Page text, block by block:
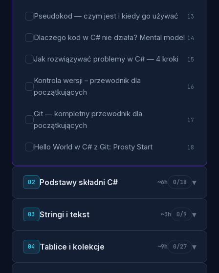
Pseudokod — czym jest i kiedy go używać 13
Dlaczego kod w C# nie działa? Mental model 14
Jak rozwiązywać problemy w C# — 4 kroki 15
Kontrola wersji – przewodnik dla
początkujących
16
Git — kompletny przewodnik dla
początkujących
17
Hello World w C# z Git: Prosty Start 18
02 Podstawy składni C# ~6h 0/18 ▾
03 Stringi i tekst ~3h 0/9 ▾
04 Tablice i kolekcje ~9h 0/27 ▾